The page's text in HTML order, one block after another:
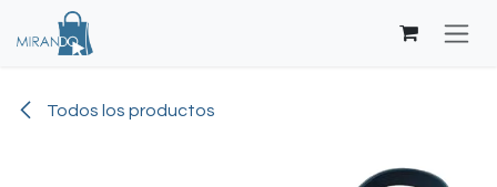
Ir al contenido
Todos los productos